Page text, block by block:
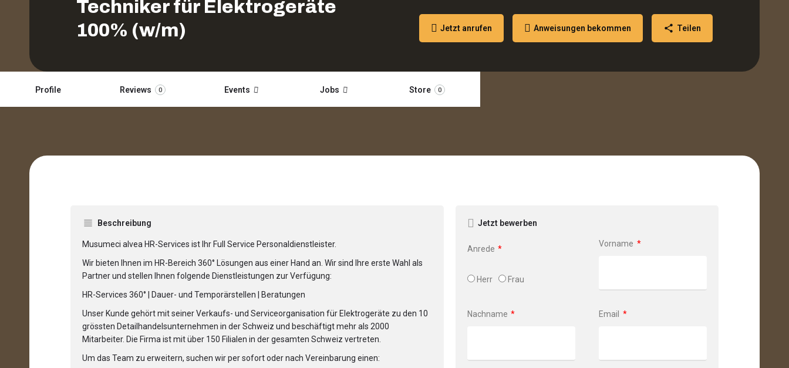
Techniker für Elektrogeräte
100% (w/m)
Jetzt anrufen Anweisungen bekommen Teilen
Profile Reviews 0 Events Jobs Store 0
Beschreibung
Musumeci alvea HR-Services ist Ihr Full Service Personaldienstleister.
Wir bieten Ihnen im HR-Bereich 360° Lösungen aus einer Hand an. Wir sind Ihre erste Wahl als
Partner und stellen Ihnen folgende Dienstleistungen zur Verfügung:
HR-Services 360° | Dauer- und Temporärstellen | Beratungen
Unser Kunde gehört mit seiner Verkaufs- und Serviceorganisation für Elektrogeräte zu den 10
grössten Detailhandelsunternehmen in der Schweiz und beschäftigt mehr als 2000
Mitarbeiter. Die Firma ist mit über 150 Filialen in der gesamten Schweiz vertreten.
Um das Team zu erweitern, suchen wir per sofort oder nach Vereinbarung einen:
Jetzt bewerben
Anrede
Herr Frau
Vorname
Nachname Email